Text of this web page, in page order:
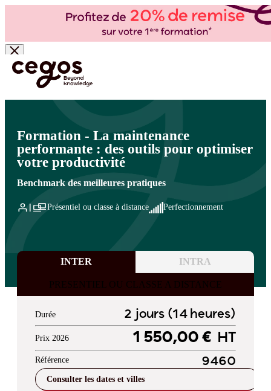
Skip to main content
Vous êtes ici : Accueil >Cegos, organisme de formation à Paris et en régions
Maintenance industrielle des installations et des bâtiments
industrielle des installations et des bâtiments
Formation - La maintenance
performante : des outils pour optimiser
votre productivité
Benchmark des meilleures pratiques
Présentiel ou classe à distance Perfectionnement
INTER INTRA
PRESENTIEL OU CLASSE A DISTANCE
Durée 2 jours (14 heures)
Prix 2026 1 550,00 € HT
Référence 9460
Consulter les dates et villes